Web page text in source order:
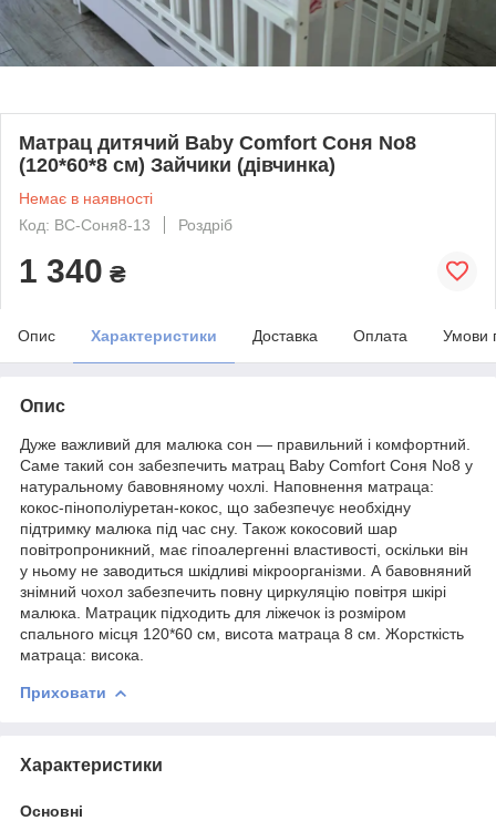
Матрац дитячий Baby Comfort Соня No8
(120*60*8 см) Зайчики (дівчинка)
Немає в наявності
Код: ВС-Соня8-13
Роздріб
1 340 ₴
Опис Характеристики Доставка Оплата Умови
Опис
Дуже важливий для малюка сон — правильний і комфортний.
Саме такий сон забезпечить матрац Baby Comfort Соня No8 у
натуральному бавовняному чохлі. Наповнення матраца:
кокос-пінополіуретан-кокос, що забезпечує необхідну
підтримку малюка під час сну. Також кокосовий шар
повітропроникний, має гіпоалергенні властивості, оскільки він
у ньому не заводиться шкідливі мікроорганізми. А бавовняний
знімний чохол забезпечить повну циркуляцію повітря шкірі
малюка. Матрацик підходить для ліжечок із розміром
спального місця 120*60 см, висота матраца 8 см. Жорсткість
матраца: висока.
Приховати
Характеристики
Основні